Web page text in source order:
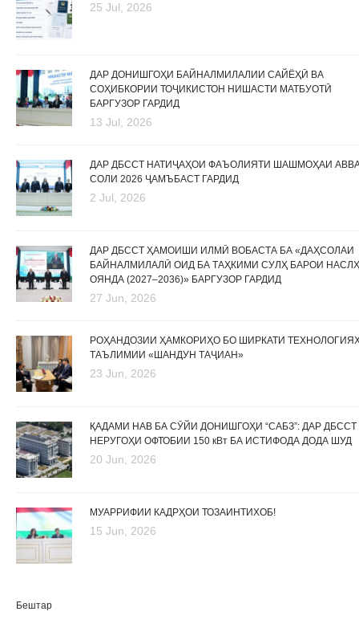
25 Jul, 2026
ДАР ДОНИШГОҲИ БАЙНАЛМИЛАЛИИ САЙЁҲӢ ВА
СОҲИБКОРИИ ТОҶИКИСТОН НИШАСТИ МАТБУОТӢ
БАРГУЗОР ГАРДИД
13 Jul, 2026
ДАР ДБССТ НАТИҶАҲОИ ФАЪОЛИЯТИ ШАШМОҲАИ
СОЛИ 2026 ҶАМЪБАСТ ГАРДИД
2 Jul, 2026
ДАР ДБССТ ҲАМОИШИ ИЛМӢ ВОБАСТА БА «ДАҲСОЛАИ
БАЙНАЛМИЛАЛӢ ОИД БА ТАҲКИМИ СУЛҲ БАРОИ
ОЯНДА (2027–2036)» БАРГУЗОР ГАРДИД
27 Jun, 2026
РОҲАНДОЗИИ ҲАМКОРИҲО БО ШИРКАТИ
ТАЪЛИМИИ «ШАНДУН ТАҶИАН»
23 Jun, 2026
ҚАДАМИ НАВ БА СӮЙИ ДОНИШГОҲИ “САБЗ”: ДАР ДБССТ
НЕРУГОҲИ ОФТОБИИ 150 кВт БА ИСТИФОДА ДОДА ШУД
20 Jun, 2026
МУАРРИФИИ КАДРҲОИ ТОЗАИНТИХОБ!
15 Jun, 2026
Бештар